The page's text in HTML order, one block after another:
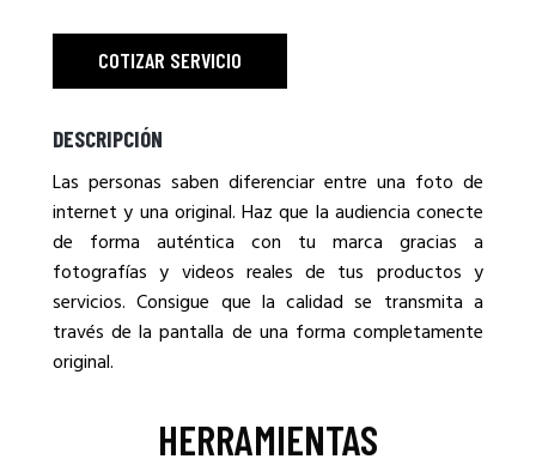
COTIZAR SERVICIO
DESCRIPCIÓN
Las personas saben diferenciar entre una foto de
internet y una original. Haz que la audiencia conecte
de forma auténtica con tu marca gracias a
fotografías y videos reales de tus productos y
servicios. Consigue que la calidad se transmita a
través de la pantalla de una forma completamente
original.
HERRAMIENTAS